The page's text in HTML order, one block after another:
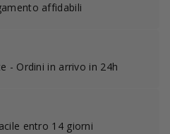
affidabili
- Ordini in arrivo in 24h
entro 14 giorni